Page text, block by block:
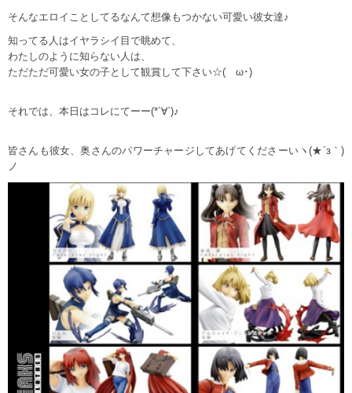
そんなエロイことしてるなんて想像もつかない可愛い彼女達♪
知ってる人はイヤラシイ目で眺めて、
わたしのように知らない人は、
ただただ可愛い女の子として観賞して下さい☆(ゝω･)
それでは、本日はコレにてーー(*´∀`)♪
皆さんも彼女、奥さんのパワーチャージしてあげてくださーいヽ(★´з｀)
ノ